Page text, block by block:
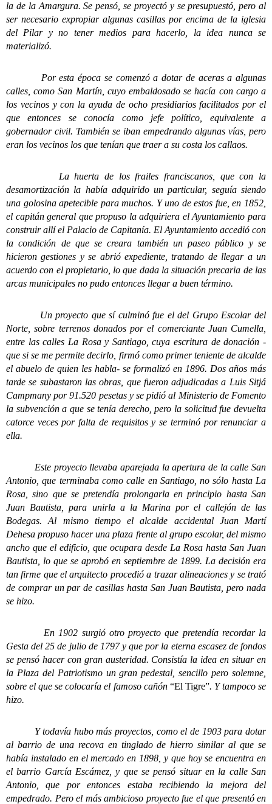
la de la Amargura. Se pensó, se proyectó y se presupuestó, pero al
ser necesario expropiar algunas casillas por encima de la iglesia
del Pilar y no tener medios para hacerlo, la idea nunca se
materializó.
Por esta época se comenzó a dotar de aceras a algunas
calles, como San Martín, cuyo embaldosado se hacía con cargo a
los vecinos y con la ayuda de ocho presidiarios facilitados por el
que entonces se conocía como jefe político, equivalente a
gobernador civil. También se iban empedrando algunas vías, pero
eran los vecinos los que tenían que traer a su costa los callaos.
La huerta de los frailes franciscanos, que con la
desamortización la había adquirido un particular, seguía siendo
una golosina apetecible para muchos. Y uno de estos fue, en 1852,
el capitán general que propuso la adquiriera el Ayuntamiento para
construir allí el Palacio de Capitanía. El Ayuntamiento accedió con
la condición de que se creara también un paseo público y se
hicieron gestiones y se abrió expediente, tratando de llegar a un
acuerdo con el propietario, lo que dada la situación precaria de las
arcas municipales no pudo entonces llegar a buen término.
Un proyecto que sí culminó fue el del Grupo Escolar del
Norte, sobre terrenos donados por el comerciante Juan Cumella,
entre las calles La Rosa y Santiago, cuya escritura de donación -
que si se me permite decirlo, firmó como primer teniente de alcalde
el abuelo de quien les habla- se formalizó en 1896. Dos años más
tarde se subastaron las obras, que fueron adjudicadas a Luis Sitjá
Campmany por 91.520 pesetas y se pidió al Ministerio de Fomento
la subvención a que se tenía derecho, pero la solicitud fue devuelta
catorce veces por falta de requisitos y se terminó por renunciar a
ella.
Este proyecto llevaba aparejada la apertura de la calle San
Antonio, que terminaba como calle en Santiago, no sólo hasta La
Rosa, sino que se pretendía prolongarla en principio hasta San
Juan Bautista, para unirla a la Marina por el callejón de las
Bodegas. Al mismo tiempo el alcalde accidental Juan Martí
Dehesa propuso hacer una plaza frente al grupo escolar, del mismo
ancho que el edificio, que ocupara desde La Rosa hasta San Juan
Bautista, lo que se aprobó en septiembre de 1899. La decisión era
tan firme que el arquitecto procedió a trazar alineaciones y se trató
de comprar un par de casillas hasta San Juan Bautista, pero nada
se hizo.
En 1902 surgió otro proyecto que pretendía recordar la
Gesta del 25 de julio de 1797 y que por la eterna escasez de fondos
se pensó hacer con gran austeridad. Consistía la idea en situar en
la Plaza del Patriotismo un gran pedestal, sencillo pero solemne,
sobre el que se colocaría el famoso cañón “El Tigre”. Y tampoco se
hizo.
Y todavía hubo más proyectos, como el de 1903 para dotar
al barrio de una recova en tinglado de hierro similar al que se
había instalado en el mercado en 1898, y que hoy se encuentra en
el barrio García Escámez, y que se pensó situar en la calle San
Antonio, que por entonces estaba recibiendo la mejora del
empedrado. Pero el más ambicioso proyecto fue el que presentó en